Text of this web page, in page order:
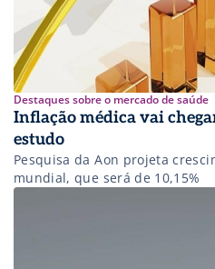
Destaques sobre o mercado de saúde
Inflação médica vai
estudo
Pesquisa da Aon projeta
mundial, que será de 10,15%